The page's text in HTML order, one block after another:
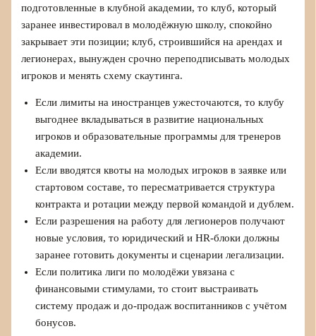
подготовленные в клубной академии, то клуб, который
заранее инвестировал в молодёжную школу, спокойно
закрывает эти позиции; клуб, строившийся на арендах и
легионерах, вынужден срочно переподписывать молодых
игроков и менять схему скаутинга.
Если лимиты на иностранцев ужесточаются, то клубу
выгоднее вкладываться в развитие национальных
игроков и образовательные программы для тренеров
академии.
Если вводятся квоты на молодых игроков в заявке или
стартовом составе, то пересматривается структура
контракта и ротации между первой командой и дублем.
Если разрешения на работу для легионеров получают
новые условия, то юридический и HR‑блоки должны
заранее готовить документы и сценарии легализации.
Если политика лиги по молодёжи увязана с
финансовыми стимулами, то стоит выстраивать
систему продаж и до‑продаж воспитанников с учётом
бонусов.